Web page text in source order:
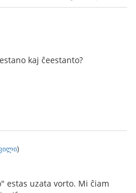
kaj ĉeestanto?
)
estas uzata vorto. Mi ĉiam